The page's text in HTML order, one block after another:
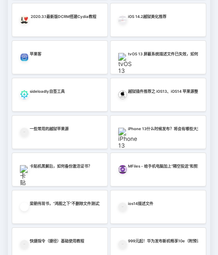
2020.3.1最新版DCRM搭建Cydia教程 iOS 14.2越狱美化推荐
苹果客 tvOS 13 屏蔽系统描述文件已失效，如何屏蔽系统
sideloadly自签工具 越狱插件推荐之 iOS13、iOS14 苹果源整合版
一些常用的越狱苹果源 iPhone 13什么时候发布？将会有哪些大升级？
卡贴机黑解后，如何备份激活证书？ MFiles - 给手机电脑加上“隔空投送”和剪贴板同步
梁朝伟背书，“鸿图之下”不删除文件测试文件10月21日， ios14描述文件
快捷指令（捷径）基础使用教程 999元起！华为发布新机畅享10e（附预订地址）